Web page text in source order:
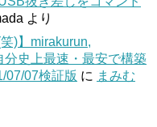
より
)】mirakurun,
分史上最速・最安で構築
07/07検証版 に まみむ